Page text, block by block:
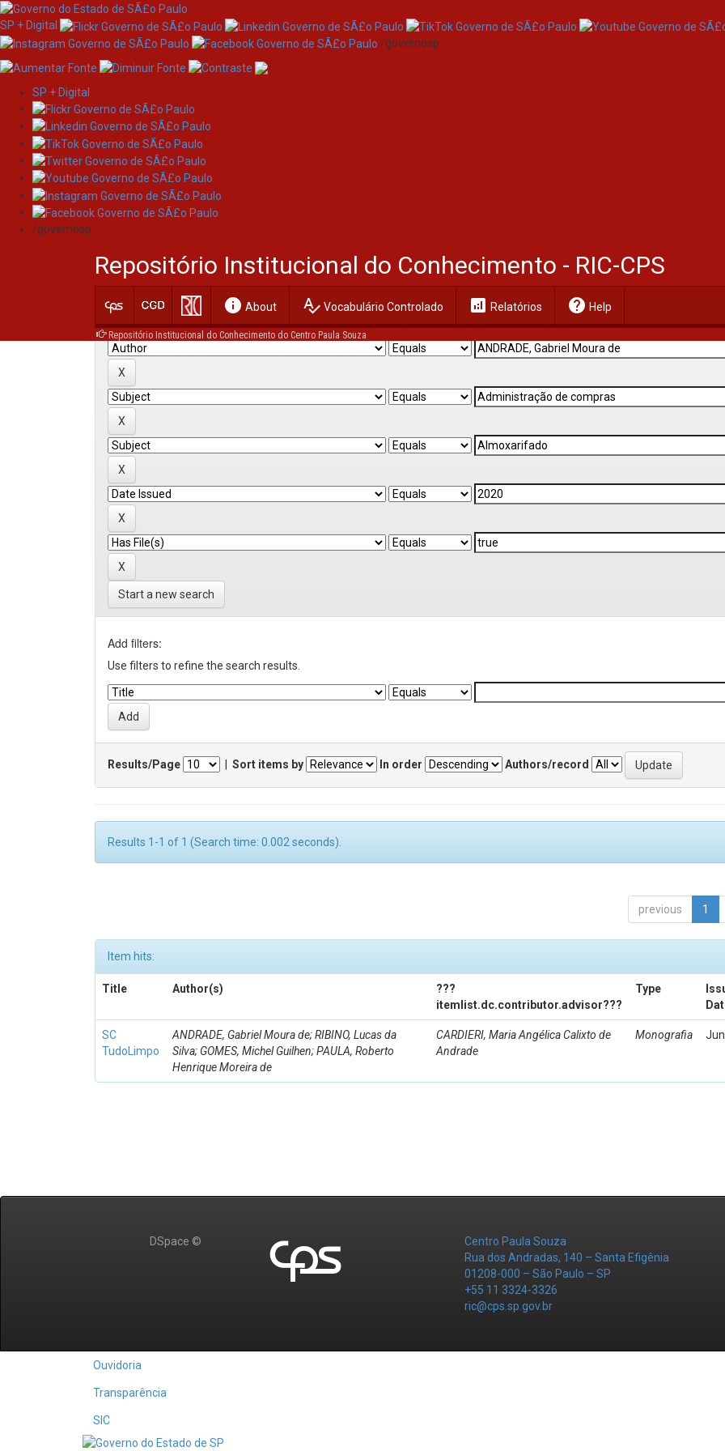
Skip
navigation
SP + Digital
/governosp
SP + Digital
/governosp
Repositório Institucional do Conhecimento - RIC-CPS
info About spellcheck Vocabulário Controlado analytics Relatórios help Help
Repositório Institucional do Conhecimento do Centro Paula Souza
Search
Current filters:
Start a new search
Add filters:
Use filters to refine the search results.
Results/Page Sort items by In order Authors/record
Results 1-1 of 1 (Search time: 0.002 seconds).
previous 1
Item hits:
Title Author(s)
???
itemlist.dc.contributor.advisor???
Type
SC
TudoLimpo
ANDRADE, Gabriel Moura de; RIBINO, Lucas da
Silva; GOMES, Michel Guilhen; PAULA, Roberto
Henrique Moreira de
CARDIERI, Maria Angélica Calixto de
Andrade
Monografia
DSpace ©
Centro Paula Souza
Rua dos Andradas, 140 – Santa Efigênia
01208-000 – São Paulo – SP
+55 11 3324-3326
ric@cps.sp.gov.br
Ouvidoria
Transparência
SIC